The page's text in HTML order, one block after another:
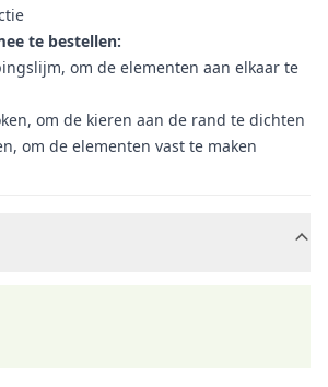
te bestellen:
om de elementen aan elkaar te
om de kieren aan de rand te dichten
om de elementen vast te maken